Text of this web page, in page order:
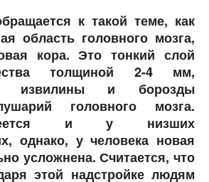
к такой теме, как
область головного мозга,
кора. Это тонкий слой
толщиной 2-4 мм,
извилины и борозды
головного мозга.
и у низших
однако, у человека новая
усложнена. Считается, что
этой надстройке людям